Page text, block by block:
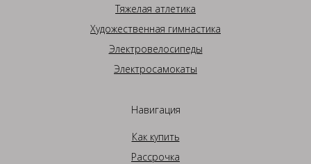
Тяжелая атлетика
Художественная гимнастика
Электровелосипеды
Электросамокаты
Навигация
Как купить
Рассрочка